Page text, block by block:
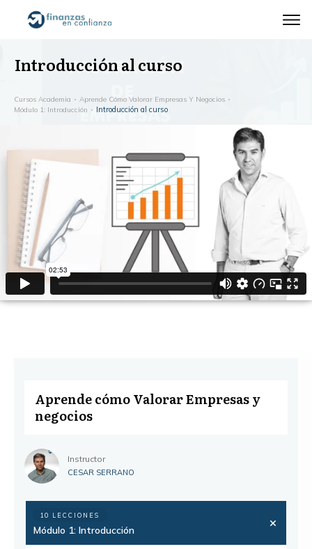
Introducción al curso
Cursos Academia
Aprende Cómo Valorar Empresas Y Negocios
Módulo 1: Introducción
Introducción al curso
Aprende cómo Valorar Empresas y
negocios
Instructor
CESAR SERRANO
10 LECCIONES
Módulo 1: Introducción